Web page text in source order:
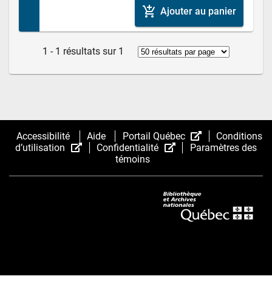
add_shopping_cart Ajouter au panier
1 - 1 résultats sur 1
Accessibilité Aide Portail Québec
(Cet
hyperlien
nouvelle
fenêtre.)
Conditions
d’utilisation
(Cet
hyperlien
Confidentialité
(Cet
une
nouvelle
fenêtre.)
Paramètres des
témoins